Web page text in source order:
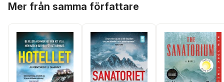
Mer från samma författare